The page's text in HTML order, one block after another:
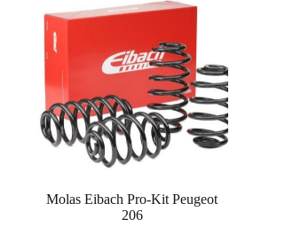
Molas Eibach Pro-Kit Peugeot
206